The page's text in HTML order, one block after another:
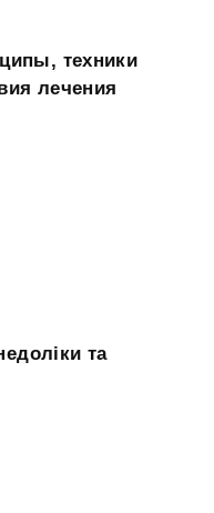
техники
лечения
та